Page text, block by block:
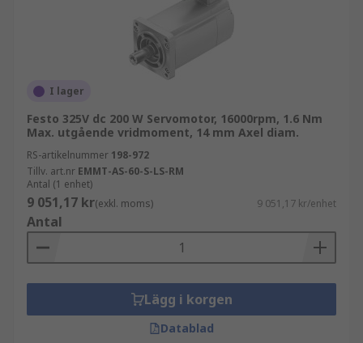
I lager
Festo 325V dc 200 W Servomotor, 16000rpm, 1.6 Nm
Max. utgående vridmoment, 14 mm Axel diam.
RS-artikelnummer 198-972
Tillv. art.nr EMMT-AS-60-S-LS-RM
Antal (1 enhet)
9 051,17 kr(exkl. moms) 9 051,17 kr/enhet
Antal
Lägg i korgen
Datablad